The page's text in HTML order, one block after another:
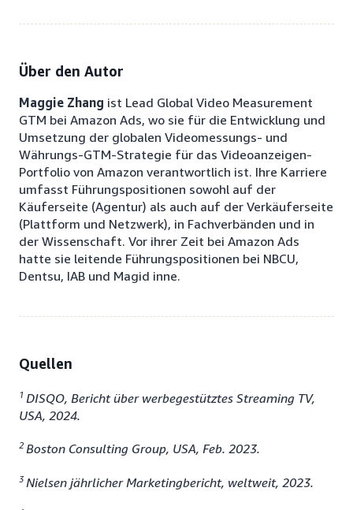
Über den Autor
Maggie Zhang ist Lead Global Video Measurement
GTM bei Amazon Ads, wo sie für die Entwicklung und
Umsetzung der globalen Videomessungs- und
Währungs-GTM-Strategie für das Videoanzeigen-
Portfolio von Amazon verantwortlich ist. Ihre Karriere
umfasst Führungspositionen sowohl auf der
Käuferseite (Agentur) als auch auf der Verkäuferseite
(Plattform und Netzwerk), in Fachverbänden und in
der Wissenschaft. Vor ihrer Zeit bei Amazon Ads
hatte sie leitende Führungspositionen bei NBCU,
Dentsu, IAB und Magid inne.
Quellen
1 DISQO, Bericht über werbegestütztes Streaming TV,
USA, 2024.
2 Boston Consulting Group, USA, Feb. 2023.
3 Nielsen jährlicher Marketingbericht, weltweit, 2023.